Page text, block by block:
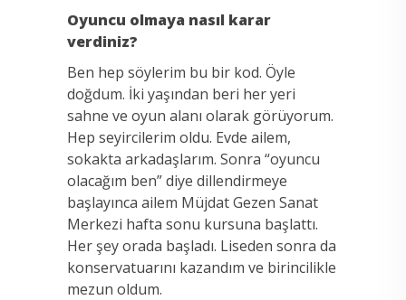
Oyuncu olmaya nasıl karar
verdiniz?
Ben hep söylerim bu bir kod. Öyle
doğdum. İki yaşından beri her yeri
sahne ve oyun alanı olarak görüyorum.
Hep seyircilerim oldu. Evde ailem,
sokakta arkadaşlarım. Sonra “oyuncu
olacağım ben” diye dillendirmeye
başlayınca ailem Müjdat Gezen Sanat
Merkezi hafta sonu kursuna başlattı.
Her şey orada başladı. Liseden sonra da
konservatuarını kazandım ve birincilikle
mezun oldum.